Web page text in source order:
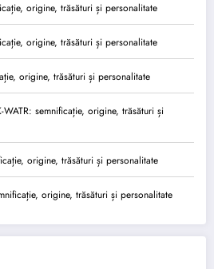
origine, trăsături și personalitate
origine, trăsături și personalitate
origine, trăsături și personalitate
WATR: semnificație, origine, trăsături și
origine, trăsături și personalitate
origine, trăsături și personalitate